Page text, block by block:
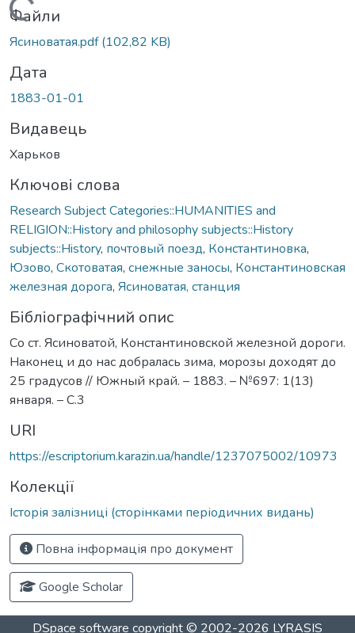
Вантажиться...
Файли
Ясиноватая.pdf(102,82 KB)
Дата
1883-01-01
Видавець
Харьков
Ключові слова
Research Subject Categories::HUMANITIES and
RELIGION::History and philosophy subjects::History
subjects::History, почтовый поезд, Константиновка,
Юзово, Скотоватая, снежные заносы, Константиновская
железная дорога, Ясиноватая, станция
Бібліографічний опис
Со ст. Ясиноватой, Константиновской железной дороги.
Наконец и до нас добралась зима, морозы доходят до
25 градусов // Южный край. – 1883. – №697: 1(13)
января. – С.3
URI
https://escriptorium.karazin.ua/handle/1237075002/10973
Колекції
Історія залізниці (сторінками періодичних видань)
Повна інформація про документ
Google Scholar
DSpace software copyright © 2002-2026 LYRASIS